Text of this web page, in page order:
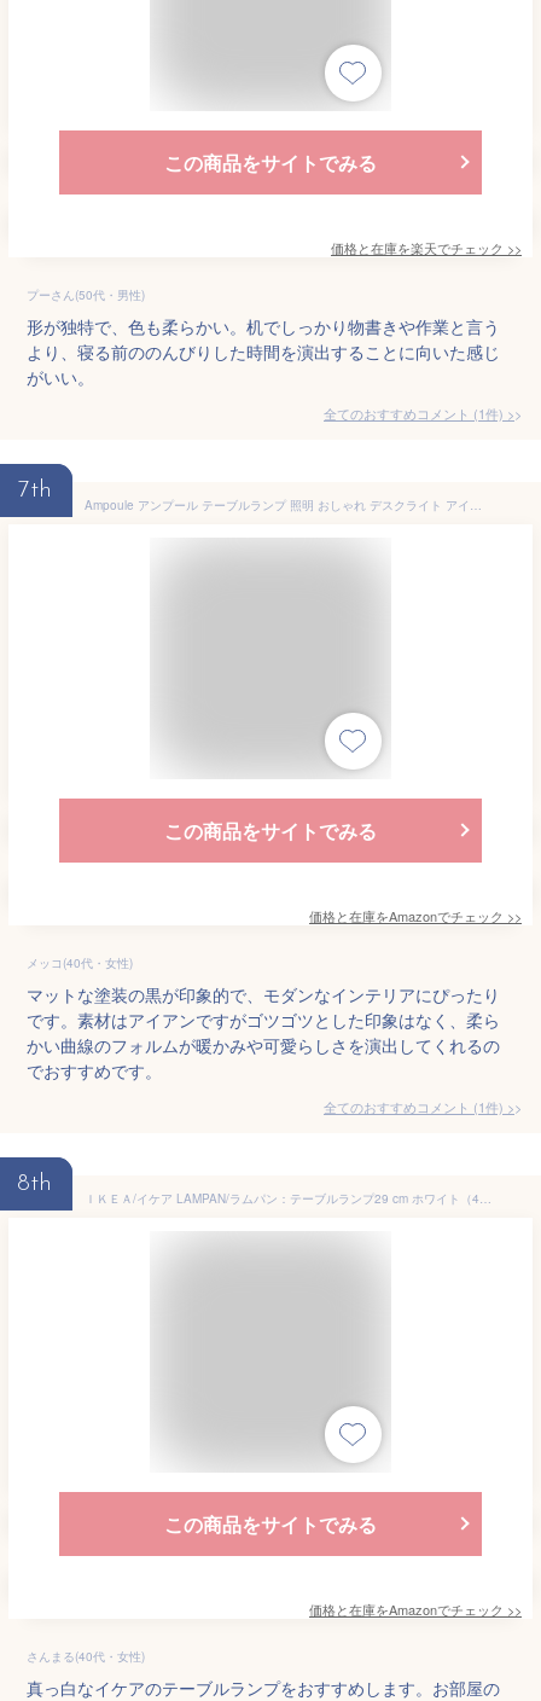
この商品をサイトでみる
価格と在庫を楽天でチェック >>
プーさん(50代・男性)
形が独特で、色も柔らかい。机でしっかり物書きや作業と言う
より、寝る前ののんびりした時間を演出することに向いた感じ
がいい。
全てのおすすめコメント (1件) >
7th
Ampoule アンプール テーブルランプ 照明 おしゃれ デスクライト アイアン 机 デスク テーブル リビング ダイニング 寝室 カフェ レトロ アンティーク ヴィンテージ 照明器具 間接照明 ブラック LED インテリア 調光 RAUTA ラウタ テーブルライト
この商品をサイトでみる
価格と在庫をAmazonでチェック >>
メッコ(40代・女性)
マットな塗装の黒が印象的で、モダンなインテリアにぴったり
です。素材はアイアンですがゴツゴツとした印象はなく、柔ら
かい曲線のフォルムが暖かみや可愛らしさを演出してくれるの
でおすすめです。
全てのおすすめコメント (1件) >
8th
ＩＫＥＡ/イケア LAMPAN/ラムパン：テーブルランプ29 cm ホワイト（400.766.01）
この商品をサイトでみる
価格と在庫をAmazonでチェック >>
さんまる(40代・女性)
真っ白なイケアのテーブルランプをおすすめします。お部屋の